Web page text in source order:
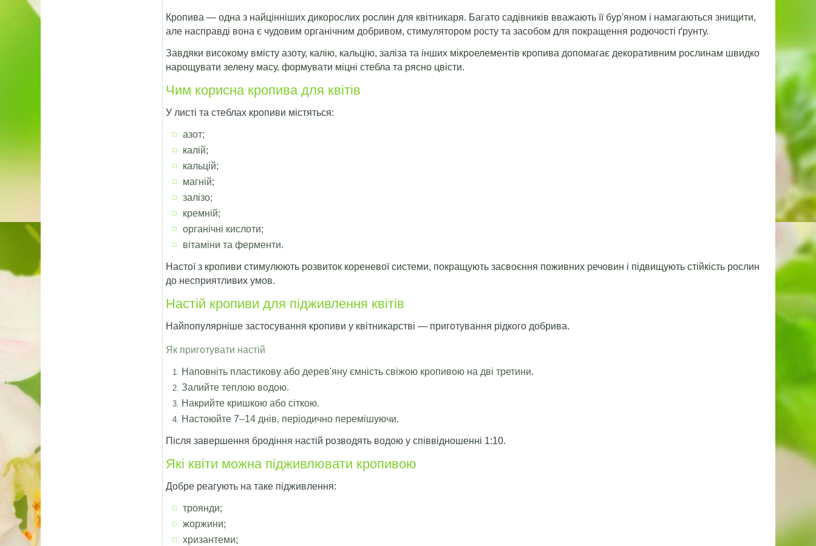
Кропива — одна з найцінніших дикорослих рослин для квітникаря. Багато садівників вважають її бур'яном і намагаються знищити,
але насправді вона є чудовим органічним добривом, стимулятором росту та засобом для покращення родючості ґрунту.
Завдяки високому вмісту азоту, калію, кальцію, заліза та інших мікроелементів кропива допомагає декоративним рослинам швидко
нарощувати зелену масу, формувати міцні стебла та рясно цвісти.
Чим корисна кропива для квітів
У листі та стеблах кропиви містяться:
азот;
калій;
кальцій;
магній;
залізо;
кремній;
органічні кислоти;
вітаміни та ферменти.
Настої з кропиви стимулюють розвиток кореневої системи, покращують засвоєння поживних речовин і підвищують стійкість рослин
до несприятливих умов.
Настій кропиви для підживлення квітів
Найпопулярніше застосування кропиви у квітникарстві — приготування рідкого добрива.
Як приготувати настій
Наповніть пластикову або дерев'яну ємність свіжою кропивою на дві третини.
Залийте теплою водою.
Накрийте кришкою або сіткою.
Настоюйте 7–14 днів, періодично перемішуючи.
Після завершення бродіння настій розводять водою у співвідношенні 1:10.
Які квіти можна підживлювати кропивою
Добре реагують на таке підживлення:
троянди;
жоржини;
хризантеми;